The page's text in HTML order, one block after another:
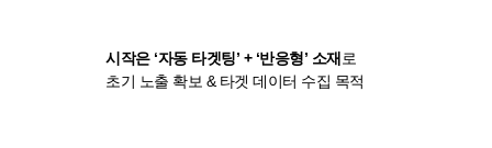
시작은 ‘자동 타겟팅’ + ‘반응형’ 소재 로
초기 노출 확보 & 타겟 데이터 수집 목적